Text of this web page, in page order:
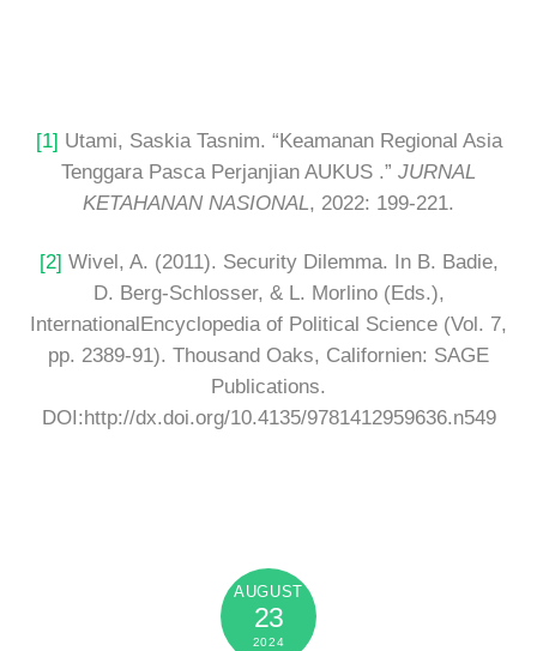
[1] Utami, Saskia Tasnim. “Keamanan Regional Asia
Tenggara Pasca Perjanjian AUKUS .” JURNAL
KETAHANAN NASIONAL, 2022: 199-221.
[2] Wivel, A. (2011). Security Dilemma. In B. Badie,
D. Berg-Schlosser, & L. Morlino (Eds.),
InternationalEncyclopedia of Political Science (Vol. 7,
pp. 2389-91). Thousand Oaks, Californien: SAGE
Publications.
DOI:http://dx.doi.org/10.4135/9781412959636.n549
AUGUST
23
2024